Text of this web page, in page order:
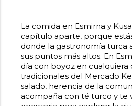
La comida en Esmirna y
capítulo aparte, porque
donde la gastronomía turca
sus puntos más altos. En
día con boyoz en cualquiera
tradicionales del Mercado
salado, herencia de la
acompaña con té turco y te